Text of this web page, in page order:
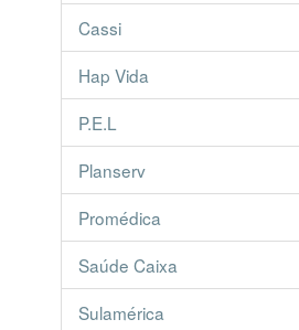
Cassi
Hap Vida
P.E.L
Planserv
Promédica
Saúde Caixa
Sulamérica